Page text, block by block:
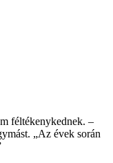
féltékenykednek. –
„Az évek során